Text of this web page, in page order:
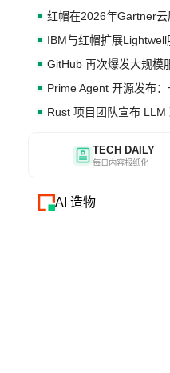
红帽在2026年Gartner
IBM与红帽扩展
GitHub 再次爆发大规模
Prime Agent 开源发布
Rust 项目团队宣布
TECH DAILY
每日内容报纸化
AI 造物